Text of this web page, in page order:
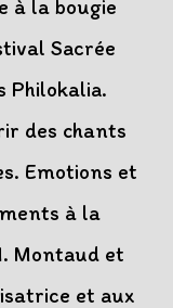
à la bougie
Sacrée
Philokalia.
des chants
Emotions et
à la
Montaud et
et aux